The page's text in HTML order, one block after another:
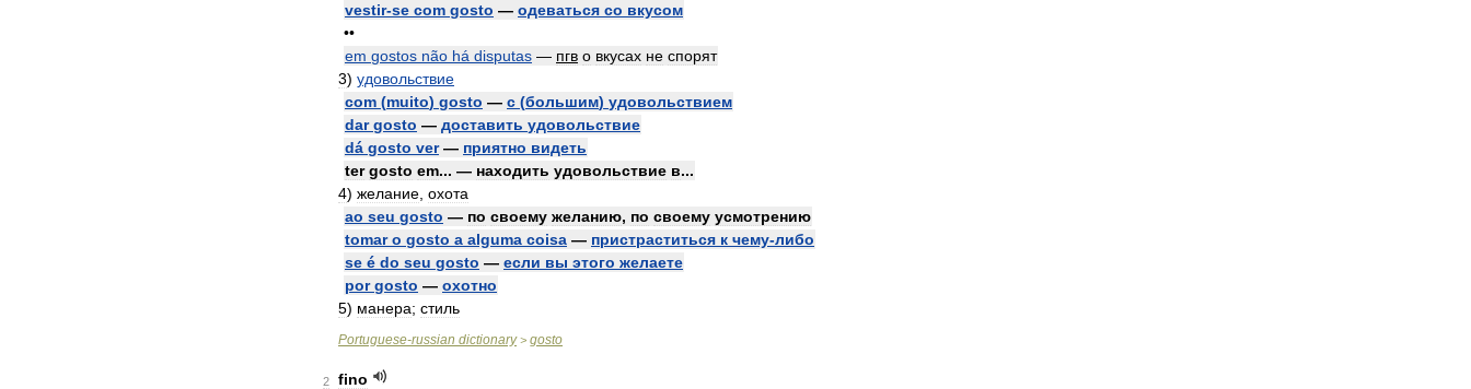
vestir-se com gosto — одеваться со вкусом
••
em gostos não há disputas — пгв о вкусах не спорят
3) удовольствие
com (muito) gosto — с (большим) удовольствием
dar gosto — доставить удовольствие
dá gosto ver— приятно видеть
ter gosto em... — находить удовольствие в...
4) желание охота
ao seu gosto — по своему желанию, по своему усмотрению
tomar o gosto a alguma coisa — пристраститься к чему-либо
se é do seu gosto — если вы этого желаете
por gosto — охотно
5) манера; стиль
Portuguese-russian dictionary> gosto
2
fino